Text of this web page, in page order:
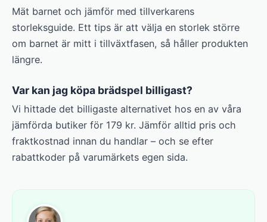
Mät barnet och jämför med tillverkarens
storleksguide. Ett tips är att välja en storlek större
om barnet är mitt i tillväxtfasen, så håller produkten
längre.
Var kan jag köpa brädspel billigast?
Vi hittade det billigaste alternativet hos en av våra
jämförda butiker för 179 kr. Jämför alltid pris och
fraktkostnad innan du handlar – och se efter
rabattkoder på varumärkets egen sida.